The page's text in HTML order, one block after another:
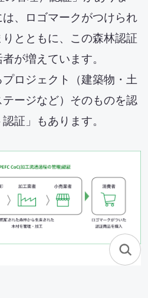
、ロゴマークがつけられ
とともに、この森林認証
が増えています。
ロジェクト（建築物・土
ージなど）そのものを認
証」もあります。